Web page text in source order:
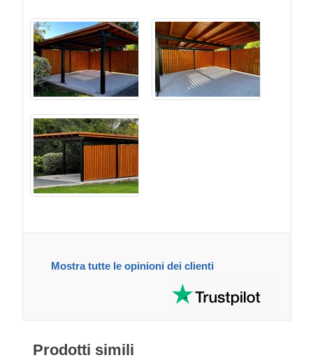
Mostra tutte le opinioni dei clienti
Prodotti simili